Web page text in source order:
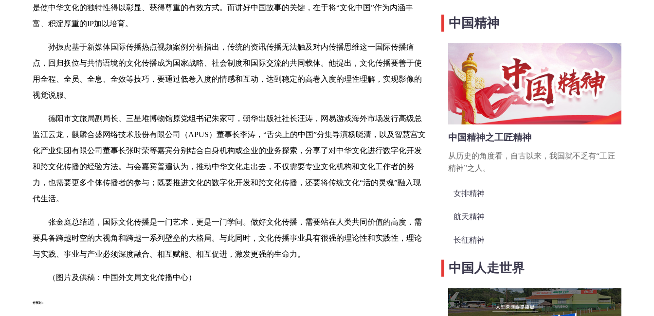
是使中华文化的独特性得以彰显、获得尊重的有效方式。而讲好中国故事的关键，在于将“文化中国”作为内涵丰
富、积淀厚重的IP加以培育。
孙振虎基于新媒体国际传播热点视频案例分析指出，传统的资讯传播无法触及对内传播思维这一国际传播痛
点，回归换位与共情语境的文化传播成为国家战略、社会制度和国际交流的共同载体。他提出，文化传播要善于使
用全程、全员、全息、全效等技巧，要通过低卷入度的情感和互动，达到稳定的高卷入度的理性理解，实现影像的
视觉说服。
德阳市文旅局副局长、三星堆博物馆原党组书记朱家可，朝华出版社社长汪涛，网易游戏海外市场发行高级总
监江云龙，麒麟合盛网络技术股份有限公司（APUS）董事长李涛，“舌尖上的中国”分集导演杨晓清，以及智慧宫文
化产业集团有限公司董事长张时荣等嘉宾分别结合自身机构或企业的业务探索，分享了对中华文化进行数字化开发
和跨文化传播的经验方法。与会嘉宾普遍认为，推动中华文化走出去，不仅需要专业文化机构和文化工作者的努
力，也需要更多个体传播者的参与；既要推进文化的数字化开发和跨文化传播，还要将传统文化“活的灵魂”融入现
代生活。
张金庭总结道，国际文化传播是一门艺术，更是一门学问。做好文化传播，需要站在人类共同价值的高度，需
要具备跨越时空的大视角和跨越一系列壁垒的大格局。与此同时，文化传播事业具有很强的理论性和实践性，理论
与实践、事业与产业必须深度融合、相互赋能、相互促进，激发更强的生命力。
（图片及供稿：中国外文局文化传播中心）
分享到：
中国精神
中国精神之工匠精神
从历史的角度看，自古以来，我国就不乏有“工匠
精神”之人。
女排精神
航天精神
长征精神
中国人走世界